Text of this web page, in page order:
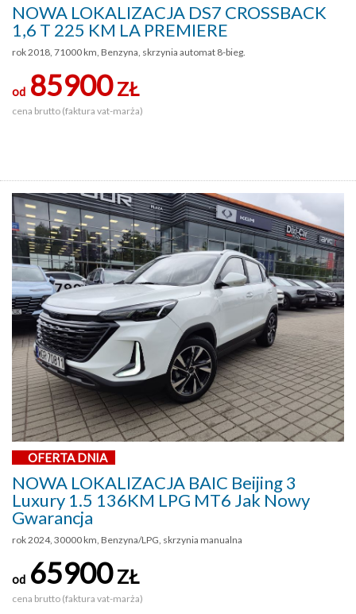
NOWA LOKALIZACJA DS7 CROSSBACK
1,6 T 225 KM LA PREMIERE
rok 2018, 71000 km, Benzyna, skrzynia automat 8-bieg.
od 85900ZŁ
cena brutto (faktura vat-marża)
OFERTA DNIA
NOWA LOKALIZACJA BAIC Beijing 3
Luxury 1.5 136KM LPG MT6 Jak Nowy
Gwarancja
rok 2024, 30000 km, Benzyna/LPG, skrzynia manualna
od 65900ZŁ
cena brutto (faktura vat-marża)